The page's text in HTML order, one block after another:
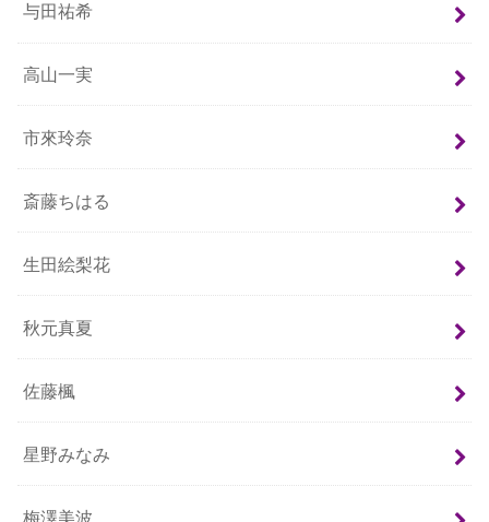
与田祐希
高山一実
市來玲奈
斎藤ちはる
生田絵梨花
秋元真夏
佐藤楓
星野みなみ
梅澤美波